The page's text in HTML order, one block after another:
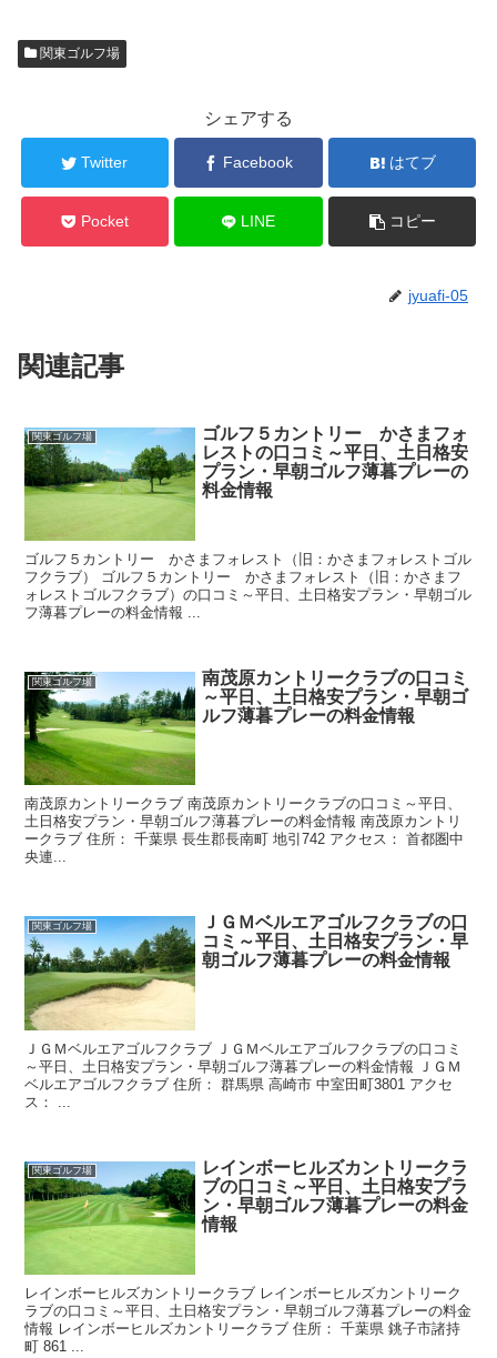
関東ゴルフ場
シェアする
Twitter Facebook はてブ
Pocket LINE コピー
jyuafi-05
関連記事
関東ゴルフ場
ゴルフ５カントリー かさまフォ
レストの口コミ～平日、土日格安
プラン・早朝ゴルフ薄暮プレーの
料金情報
ゴルフ５カントリー かさまフォレスト（旧：かさまフォレストゴル
フクラブ） ゴルフ５カントリー かさまフォレスト（旧：かさまフ
ォレストゴルフクラブ）の口コミ～平日、土日格安プラン・早朝ゴル
フ薄暮プレーの料金情報 ...
関東ゴルフ場
南茂原カントリークラブの口コミ
～平日、土日格安プラン・早朝ゴ
ルフ薄暮プレーの料金情報
南茂原カントリークラブ 南茂原カントリークラブの口コミ～平日、
土日格安プラン・早朝ゴルフ薄暮プレーの料金情報 南茂原カントリ
ークラブ 住所： 千葉県 長生郡長南町 地引742 アクセス： 首都圏中
央連...
関東ゴルフ場
ＪＧＭベルエアゴルフクラブの口
コミ～平日、土日格安プラン・早
朝ゴルフ薄暮プレーの料金情報
ＪＧＭベルエアゴルフクラブ ＪＧＭベルエアゴルフクラブの口コミ
～平日、土日格安プラン・早朝ゴルフ薄暮プレーの料金情報 ＪＧＭ
ベルエアゴルフクラブ 住所： 群馬県 高崎市 中室田町3801 アクセ
ス： ...
関東ゴルフ場
レインボーヒルズカントリークラ
ブの口コミ～平日、土日格安プラ
ン・早朝ゴルフ薄暮プレーの料金
情報
レインボーヒルズカントリークラブ レインボーヒルズカントリーク
ラブの口コミ～平日、土日格安プラン・早朝ゴルフ薄暮プレーの料金
情報 レインボーヒルズカントリークラブ 住所： 千葉県 銚子市諸持
町 861 ...